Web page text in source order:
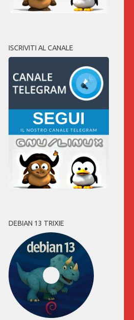
ISCRIVITI AL CANALE
DEBIAN 13 TRIXIE